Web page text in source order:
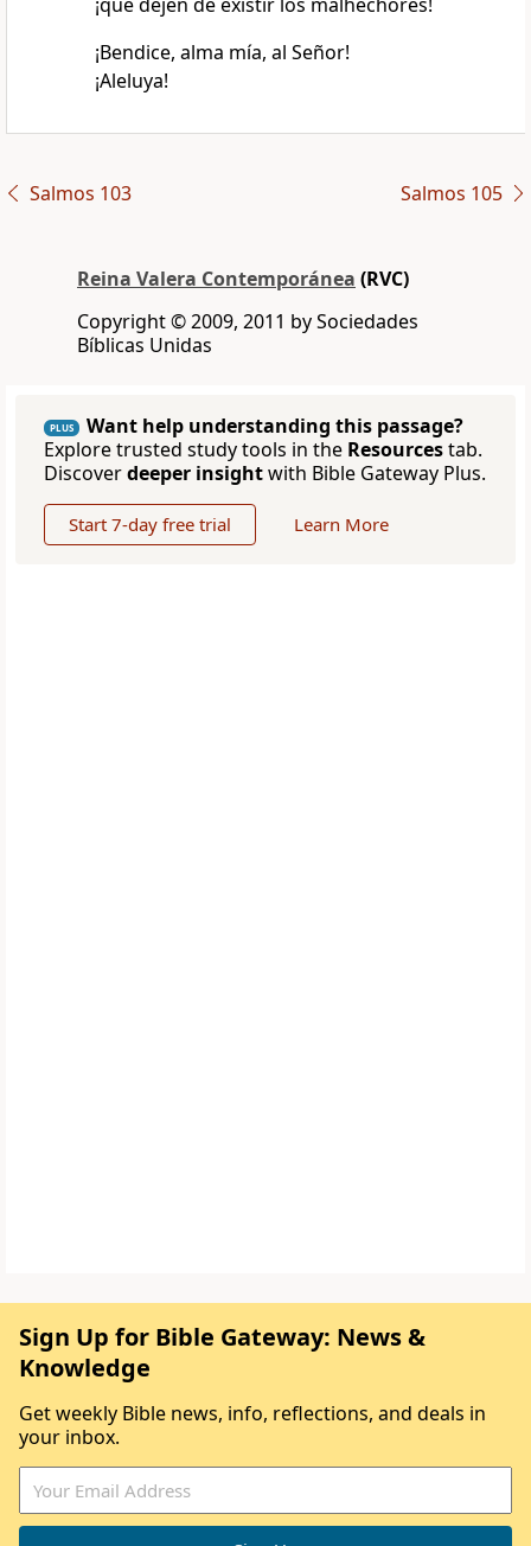
¡Bendice, alma mía, al Señor!
¡Aleluya!
Salmos 103 Salmos 105
Reina Valera Contemporánea (RVC)
Copyright © 2009, 2011 by Sociedades
Bíblicas Unidas
PLUS
Want help understanding this passage?
Explore trusted study tools in the Resourcestab.
Discoverdeeper insightwith Bible Gateway Plus.
Start 7-day free trial Learn More
Sign Up for Bible Gateway: News &
Knowledge
Get weekly Bible news, info, reflections, and deals in
your inbox.